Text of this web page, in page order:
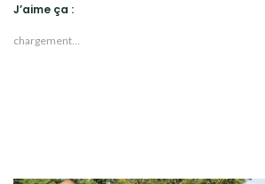
J’aime ça :
chargement…